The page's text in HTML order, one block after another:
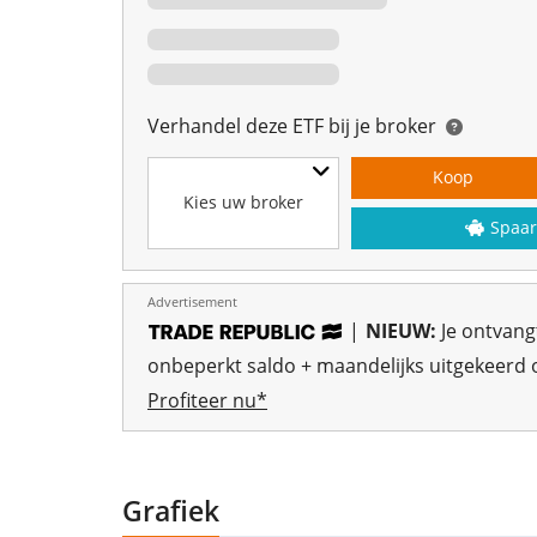
Verhandel deze ETF bij je broker
Kies uw broker
Koop
Advertisement
| NIEUW: Je
onbeperkt saldo + maandelijks uitgekeerd
Profiteer nu*
Grafiek